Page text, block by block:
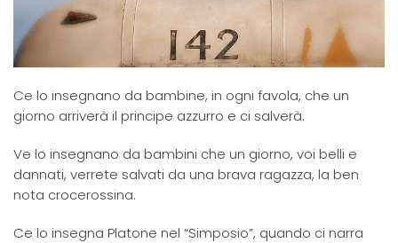
Ce lo insegnano da bambine, in ogni favola, che un
giorno arriverà il principe azzurro e ci salverà.
Ve lo insegnano da bambini che un giorno, voi belli e
dannati, verrete salvati da una brava ragazza, la ben
nota crocerossina.
Ce lo insegna Platone nel “Simposio”, quando ci narra